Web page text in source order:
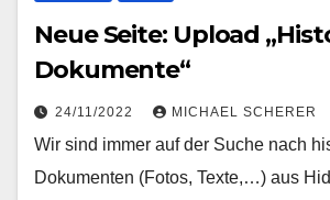
Neue Seite: Upload
Dokumente“
24/11/2022 MICHAEL SCHERER
Wir sind immer auf der Suche nach
Dokumenten (Fotos, Texte,…) aus